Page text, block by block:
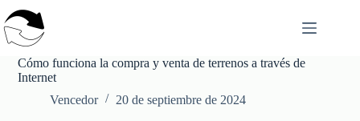
al
contenido
Cómo funciona la compra y venta de terrenos a través de
Internet
Vencedor
20 de septiembre de 2024